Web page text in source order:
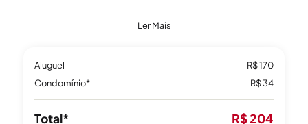
O Parque Getúlio Vargas, mais conhecido como Parque dos
Macaquinhos, é o
ambiente verde mais frequentado da Cidade. Inúmeros
eventos acontecem no parque.
Ler Mais
Aluguel
R$ 170
Condomínio*
R$ 34
Total* R$ 204